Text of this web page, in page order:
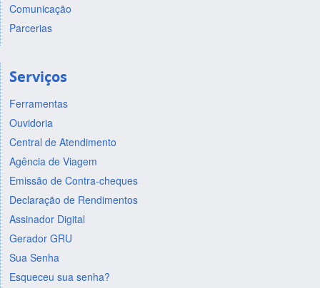
Comunicação
Parcerias
Serviços
Ferramentas
Ouvidoria
Central de Atendimento
Agência de Viagem
Emissão de Contra-cheques
Declaração de Rendimentos
Assinador Digital
Gerador GRU
Sua Senha
Esqueceu sua senha?